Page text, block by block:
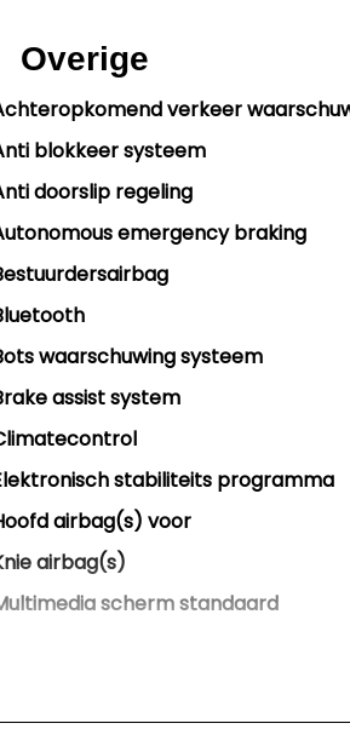
Overige
verkeer
blokkeer systeem
doorslip regeling
emergency braking
waarschuwing systeem
assist system
stabiliteits programma
airbag(s) voor
airbag(s)
scherm standaard